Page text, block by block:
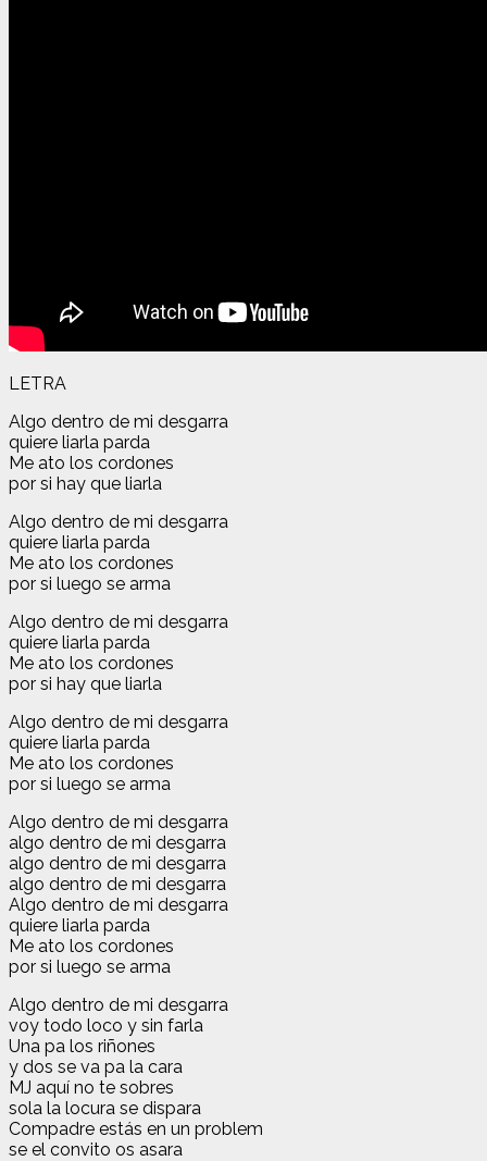
LETRA
Algo dentro de mi desgarra
quiere liarla parda
Me ato los cordones
por si hay que liarla
Algo dentro de mi desgarra
quiere liarla parda
Me ato los cordones
por si luego se arma
Algo dentro de mi desgarra
quiere liarla parda
Me ato los cordones
por si hay que liarla
Algo dentro de mi desgarra
quiere liarla parda
Me ato los cordones
por si luego se arma
Algo dentro de mi desgarra
algo dentro de mi desgarra
algo dentro de mi desgarra
algo dentro de mi desgarra
Algo dentro de mi desgarra
quiere liarla parda
Me ato los cordones
por si luego se arma
Algo dentro de mi desgarra
voy todo loco y sin farla
Una pa los riñones
y dos se va pa la cara
MJ aquí no te sobres
sola la locura se dispara
Compadre estás en un problem
se el convito os asara